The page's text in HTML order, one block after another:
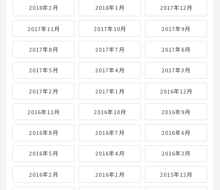
2018年2月 2018年1月 2017年12月
2017年11月 2017年10月 2017年9月
2017年8月 2017年7月 2017年6月
2017年5月 2017年4月 2017年3月
2017年2月 2017年1月 2016年12月
2016年11月 2016年10月 2016年9月
2016年8月 2016年7月 2016年6月
2016年5月 2016年4月 2016年3月
2016年2月 2016年1月 2015年12月